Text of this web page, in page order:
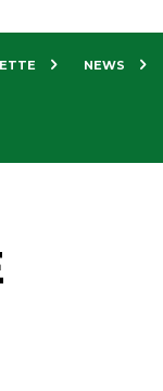
NEWS